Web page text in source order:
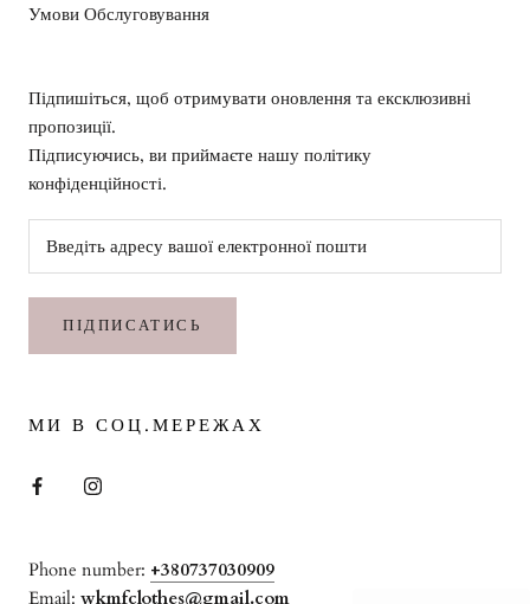
Умови Обслуговування
Підпишіться, щоб отримувати оновлення та ексклюзивні
пропозиції.
Підписуючись, ви приймаєте нашу політику
конфіденційності.
ПІДПИСАТИСЬ
МИ В СОЦ.МЕРЕЖАХ
Phone number: +380737030909
Email: wkmfclothes@gmail.com